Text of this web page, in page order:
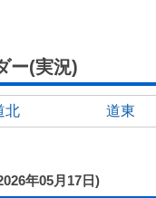
ー(実況)
北 道東
年05月17日)